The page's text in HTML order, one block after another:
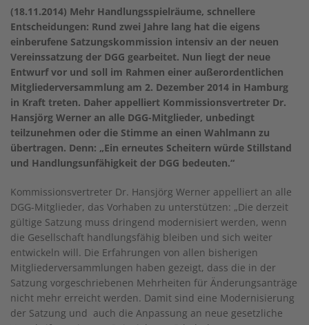
(18.11.2014) Mehr Handlungsspielräume, schnellere
Entscheidungen: Rund zwei Jahre lang hat die eigens
einberufene Satzungskommission intensiv an der neuen
Vereinssatzung der DGG gearbeitet. Nun liegt der neue
Entwurf vor und soll im Rahmen einer außerordentlichen
Mitgliederversammlung am 2. Dezember 2014 in Hamburg
in Kraft treten. Daher appelliert Kommissionsvertreter Dr.
Hansjörg Werner an alle DGG-Mitglieder, unbedingt
teilzunehmen oder die Stimme an einen Wahlmann zu
übertragen. Denn: „Ein erneutes Scheitern würde Stillstand
und Handlungsunfähigkeit der DGG bedeuten.“
Kommissionsvertreter Dr. Hansjörg Werner appelliert an alle
DGG-Mitglieder, das Vorhaben zu unterstützen: „Die derzeit
gültige Satzung muss dringend modernisiert werden, wenn
die Gesellschaft handlungsfähig bleiben und sich weiter
entwickeln will. Die Erfahrungen von allen bisherigen
Mitgliederversammlungen haben gezeigt, dass die in der
Satzung vorgeschriebenen Mehrheiten für Änderungsanträge
nicht mehr erreicht werden. Damit sind eine Modernisierung
der Satzung und auch die Anpassung an neue gesetzliche